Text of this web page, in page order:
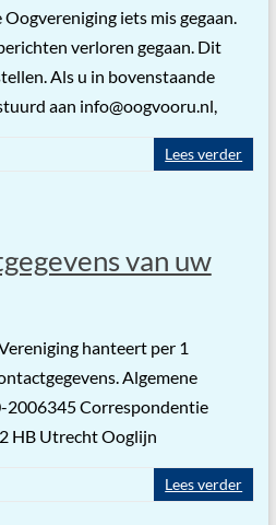
iets mis gegaan.
verloren gegaan. Dit
Als u in bovenstaande
aan info@oogvooru.nl,
Lees verder
van uw
hanteert per 1
Algemene
Correspondentie
Utrecht Ooglijn
Lees verder